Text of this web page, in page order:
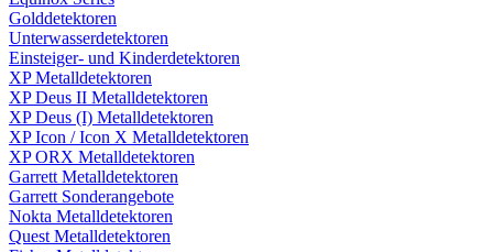
Golddetektoren
Unterwasserdetektoren
Einsteiger- und Kinderdetektoren
XP Metalldetektoren
XP Deus II Metalldetektoren
XP Deus (I) Metalldetektoren
XP Icon / Icon X Metalldetektoren
XP ORX Metalldetektoren
Garrett Metalldetektoren
Garrett Sonderangebote
Nokta Metalldetektoren
Quest Metalldetektoren